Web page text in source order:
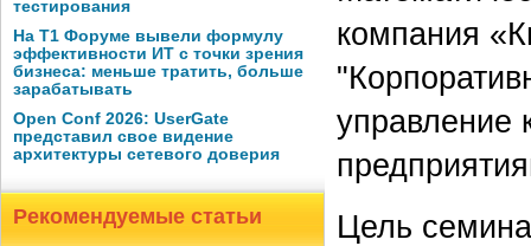
тестирования
На Т1 Форуме вывели формулу
эффективности ИТ с точки зрения
бизнеса: меньше тратить, больше
зарабатывать
Open Conf 2026: UserGate
представил свое видение
архитектуры сетевого доверия
Рекомендуемые статьи
компания
управление
Цель